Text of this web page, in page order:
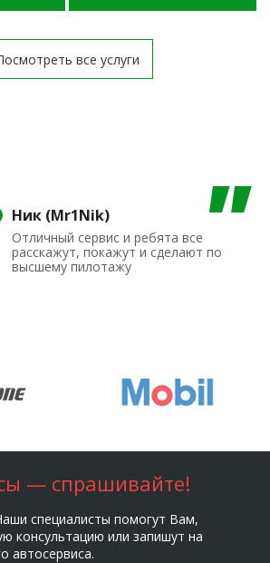
все услуги
Ник (Mr1Nik)
Отличный сервис и ребята все
расскажут, покажут и сделают по
высшему пилотажу
— спрашивайте!
специалисты помогут Вам,
консультацию или запишут на
автосервиса.